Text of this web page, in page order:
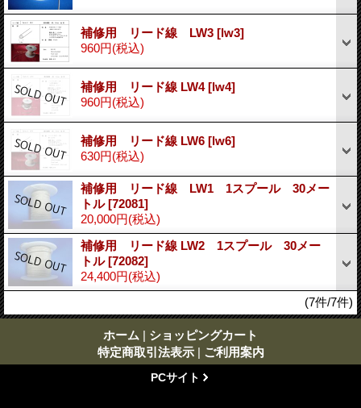
補修用 リード線 LW3 [lw3]
960円(税込)
補修用 リード線 LW4[lw4]
960円(税込)
補修用 リード線 LW6 [lw6]
630円(税込)
補修用 リード線 LW1 1スプール 30メー
トル[72081]
20,000円(税込)
補修用 リード線 LW2 1スプール 30メー
トル[72082]
24,400円(税込)
(7件/7件)
ホーム | ショッピングカート
特定商取引法表示 | ご利用案内
PCサイト